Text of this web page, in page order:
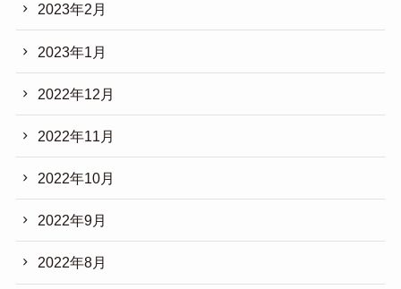
2023年2月
2023年1月
2022年12月
2022年11月
2022年10月
2022年9月
2022年8月